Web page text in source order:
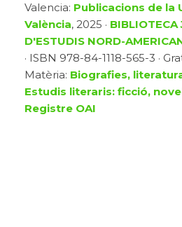
Valencia: Publicacions de la
València, 2025 · BIBLIOTECA
D'ESTUDIS NORD-
· ISBN 978-84-1118-565-3 ·
Matèria: Biografies,
Estudis literaris: ficció,
Registre OAI